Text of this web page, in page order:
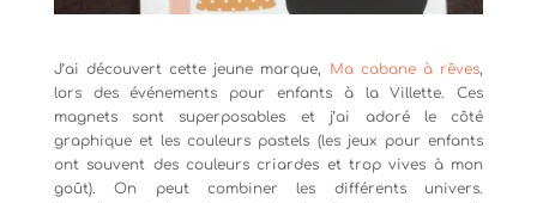
J’ai découvert cette jeune marque, Ma cabane à rêves,
lors des événements pour enfants à la Villette. Ces
magnets sont superposables et j’ai adoré le côté
graphique et les couleurs pastels (les jeux pour enfants
ont souvent des couleurs criardes et trop vives à mon
goût). On peut combiner les différents univers.